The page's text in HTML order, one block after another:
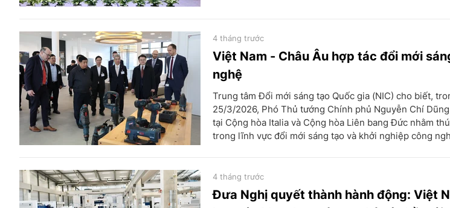
Việt Nam - Châu Âu hợp tác đổi mới
nghệ
4 tháng trước
Trung tâm Đổi mới sáng tạo Quốc gia (NIC) cho biết,
25/3/2026, Phó Thủ tướng Chính phủ Nguyễn Chí
tại Cộng hòa Italia và Cộng hòa Liên bang Đức nhằm
trong lĩnh vực đổi mới sáng tạo và khởi nghiệp công
Đưa Nghị quyết thành hành động: Việt
4 tháng trước